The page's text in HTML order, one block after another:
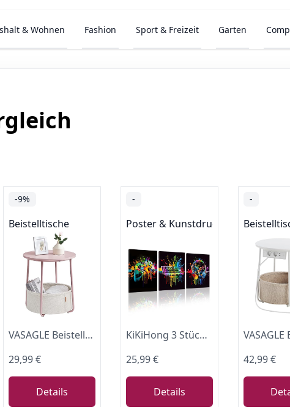
& Wohnen Fashion Sport & Freizeit Garten
-9%
Beistelltische
VASAGLE Beistelltisch rund, Korb aus Stoff, Stauraum für Wohnzimmer
29,99 €
Details
-
Poster & Kunstdrucke
KiKiHong 3 Stück Wandbilder Gaming mit Rahmen Jugendzimmer Deko Jungen
25,99 €
Details
-
42,99 €